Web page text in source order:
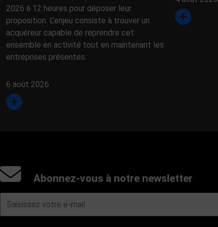
2026 à 12 heures pour déposer leur
proposition. L’enjeu consiste à trouver un
acquéreur capable de reprendre cet
ensemble en activité tout en maintenant les
entreprises présentes.
6 août 2026
Abonnez-vous à notre newsletter